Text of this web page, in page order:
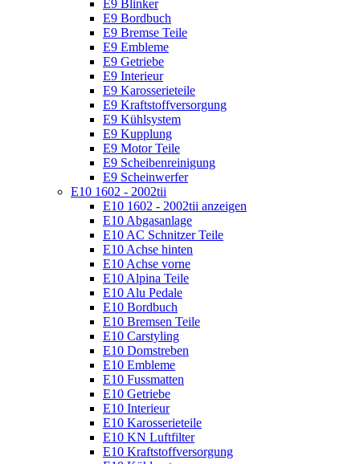
E9 Blinker
E9 Bordbuch
E9 Bremse Teile
E9 Embleme
E9 Getriebe
E9 Interieur
E9 Karosserieteile
E9 Kraftstoffversorgung
E9 Kühlsystem
E9 Kupplung
E9 Motor Teile
E9 Scheibenreinigung
E9 Scheinwerfer
E10 1602 - 2002tii
E10 1602 - 2002tii anzeigen
E10 Abgasanlage
E10 AC Schnitzer Teile
E10 Achse hinten
E10 Achse vorne
E10 Alpina Teile
E10 Alu Pedale
E10 Bordbuch
E10 Bremsen Teile
E10 Carstyling
E10 Domstreben
E10 Embleme
E10 Fussmatten
E10 Getriebe
E10 Interieur
E10 Karosserieteile
E10 KN Luftfilter
E10 Kraftstoffversorgung